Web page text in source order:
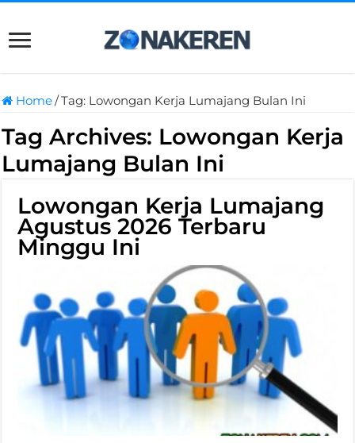
Home/Tag: Lowongan Kerja Lumajang Bulan Ini
Tag Archives: Lowongan Kerja
Lumajang Bulan Ini
Lowongan Kerja Lumajang
Agustus 2026 Terbaru
Minggu Ini